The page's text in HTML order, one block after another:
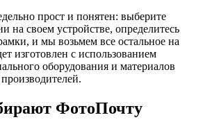
прост и понятен: выберите
на своем устройстве, определитесь
и мы возьмем все остальное на
изготовлен с использованием
оборудования и материалов
ФотоПочту